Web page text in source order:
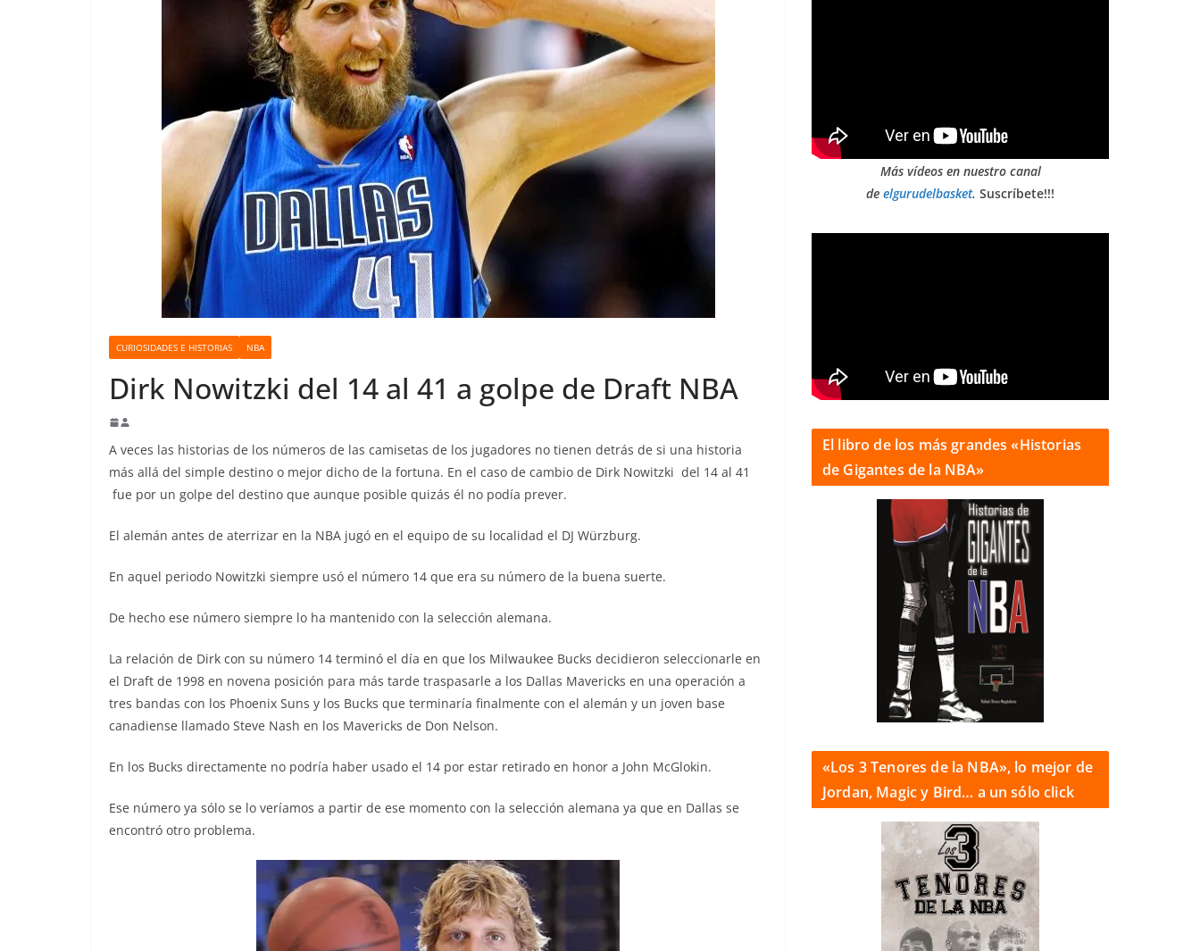
CURIOSIDADES E HISTORIAS NBA
Dirk Nowitzki del 14 al 41 a golpe de Draft NBA
A veces las historias de los números de las camisetas de los jugadores no tienen detrás de si una historia
más allá del simple destino o mejor dicho de la fortuna. En el caso de cambio de Dirk Nowitzki del 14 al 41
fue por un golpe del destino que aunque posible quizás él no podía prever.
El alemán antes de aterrizar en la NBA jugó en el equipo de su localidad el DJ Würzburg.
En aquel periodo Nowitzki siempre usó el número 14 que era su número de la buena suerte.
De hecho ese número siempre lo ha mantenido con la selección alemana.
La relación de Dirk con su número 14 terminó el día en que los Milwaukee Bucks decidieron seleccionarle en
el Draft de 1998 en novena posición para más tarde traspasarle a los Dallas Mavericks en una operación a
tres bandas con los Phoenix Suns y los Bucks que terminaría finalmente con el alemán y un joven base
canadiense llamado Steve Nash en los Mavericks de Don Nelson.
En los Bucks directamente no podría haber usado el 14 por estar retirado en honor a John McGlokin.
Ese número ya sólo se lo veríamos a partir de ese momento con la selección alemana ya que en Dallas se
encontró otro problema.
Más vídeos en nuestro canal
de elgurudelbasket. Suscríbete!!!
El libro de los más grandes «Historias
de Gigantes de la NBA»
«Los 3 Tenores de la NBA», lo mejor de
Jordan, Magic y Bird… a un sólo click